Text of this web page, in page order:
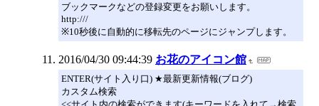
ブックマークなどの登録変更をお願いします。
http:///
※10秒後に自動的に移転先のページにジャンプします。
2016/04/30 09:44:39 お花のアイコン館
ENTER(サイト入り口) ★最新更新情報(ブログ)
カスタム検索